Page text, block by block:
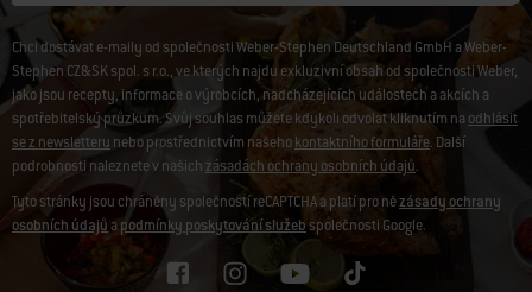
Chci dostávat e-maily od společnosti Weber-Stephen Deutschland GmbH a Weber-
Stephen CZ&SK spol. s r.o., ve kterých najdu exkluzivní obsah od společnosti Weber,
jako jsou recepty, informace o výrobcích, nadcházejících událostech a akcích a
spotřebitelský průzkum. Svůj souhlas můžete kdykoli odvolat kliknutím na odhlásit
se z newsletteru nebo prostřednictvím našehokontaktního formuláře. Další
podrobnosti naleznete v našich zásadách ochrany osobních údajů.
Tyto stránky jsou chráněny společností reCAPTCHA a platí pro nězásady ochrany
osobních údajů apodmínky poskytování služebspolečnosti Google.